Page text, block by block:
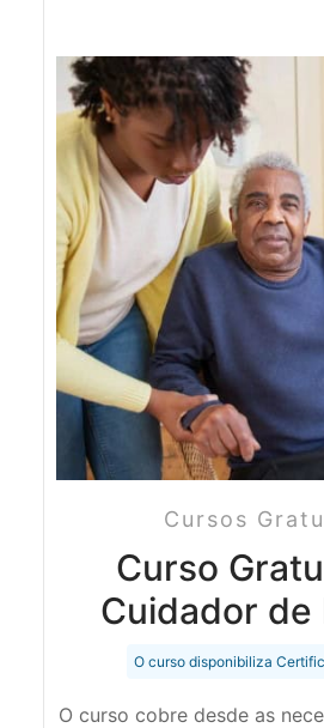
Cursos
Curso
Cuidador de
O curso disponibiliza
O curso cobre desde as